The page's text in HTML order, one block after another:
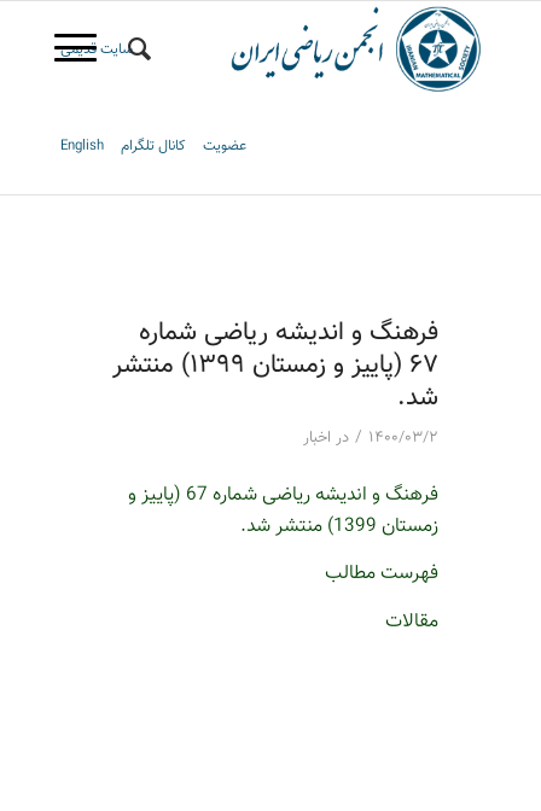
سایت قدیمی
عضویت کانال تلگرام English
فرهنگ و اندیشه ریاضی شماره
67 (پاییز و زمستان 1399) منتشر
شد.
۱۴۰۰/۰۳/۲ / در اخبار
فرهنگ و اندیشه ریاضی شماره 67 (پاییز و
زمستان 1399) منتشر شد.
فهرست مطالب
مقالات